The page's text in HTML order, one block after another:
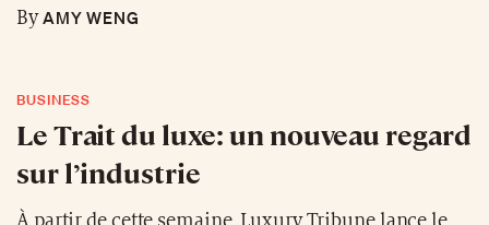
ByAMY WENG
BUSINESS
Le Trait du luxe: un nouveau regard
sur l’industrie
À partir de cette semaine, Luxury Tribune lance le